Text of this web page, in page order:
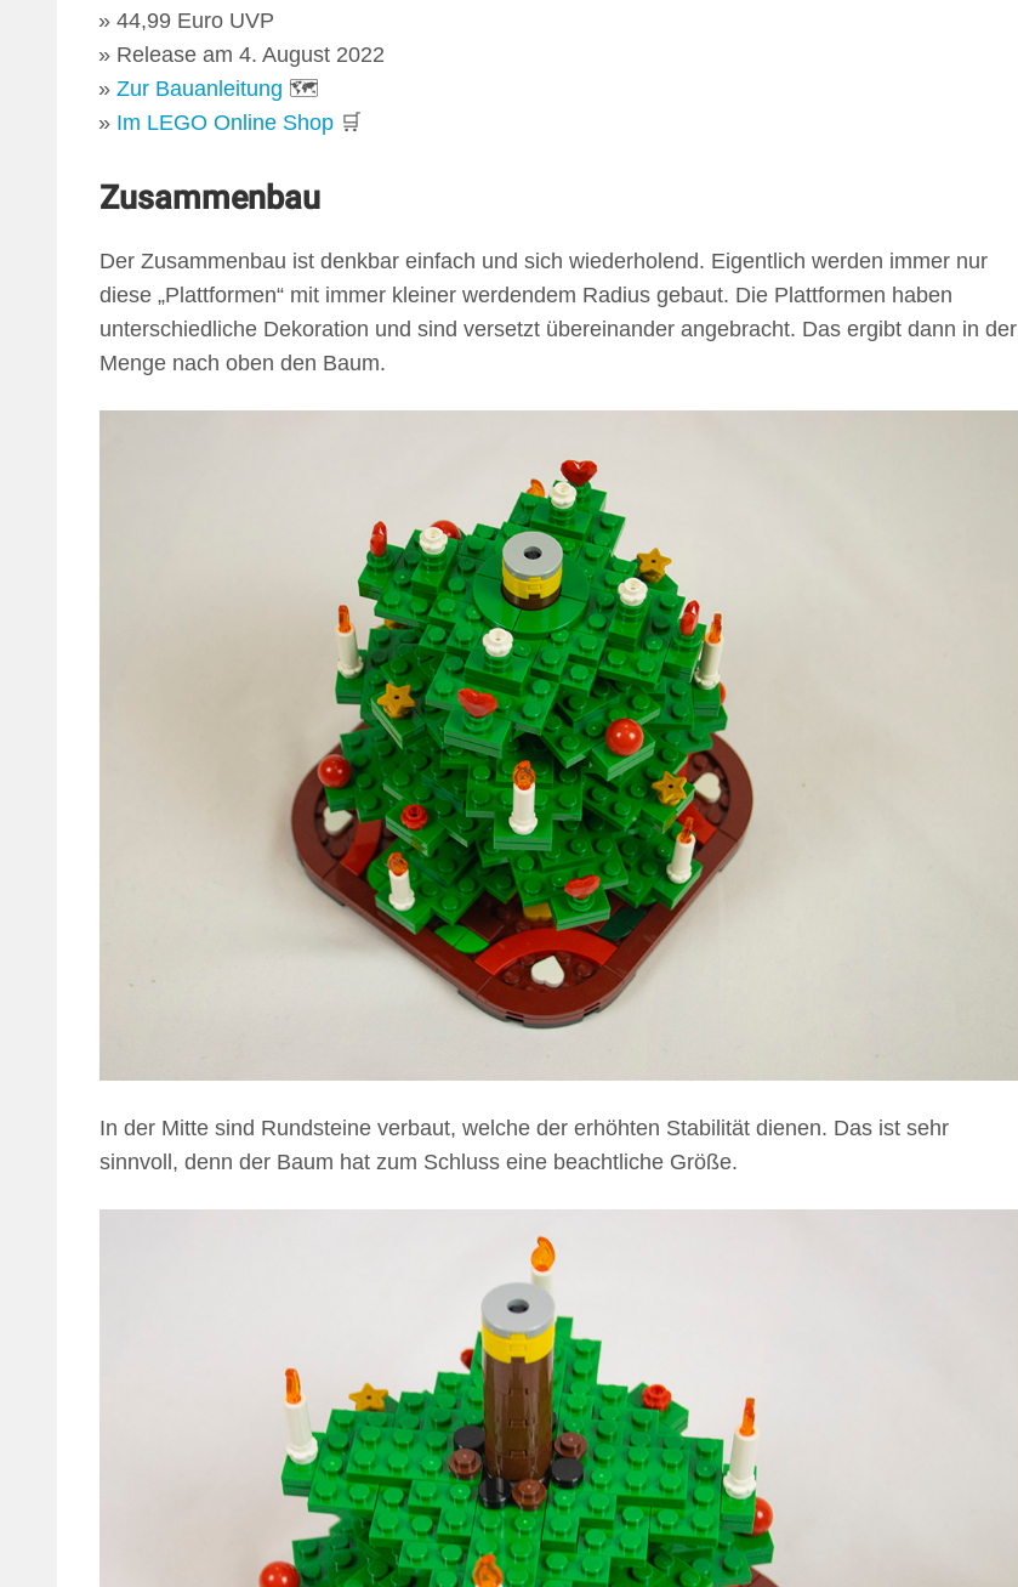
44,99 Euro UVP
Release am 4. August 2022
Zur Bauanleitung 🗺
Im LEGO Online Shop 🛒
Zusammenbau
Der Zusammenbau ist denkbar einfach und sich wiederholend. Eigentlich werden immer nur
diese „Plattformen“ mit immer kleiner werdendem Radius gebaut. Die Plattformen haben
unterschiedliche Dekoration und sind versetzt übereinander angebracht. Das ergibt dann in der
Menge nach oben den Baum.
In der Mitte sind Rundsteine verbaut, welche der erhöhten Stabilität dienen. Das ist sehr
sinnvoll, denn der Baum hat zum Schluss eine beachtliche Größe.